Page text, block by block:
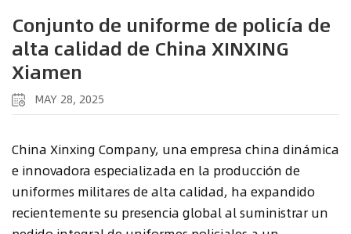
Conjunto de uniforme de policía de
alta calidad de China XINXING
Xiamen
MAY 28, 2025
China Xinxing Company, una empresa china dinámica
e innovadora especializada en la producción de
uniformes militares de alta calidad, ha expandido
recientemente su presencia global al suministrar un